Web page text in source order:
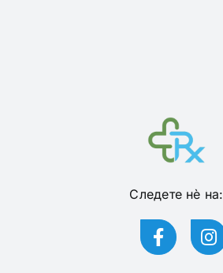
Следете нѐ на: